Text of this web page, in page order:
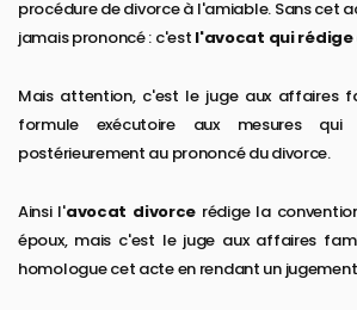
procédure de divorce à l'amiable. Sans cet
jamais prononcé : c'est l'avocat qui rédige
Mais attention, c'est le juge aux affaires
formule exécutoire aux mesures qui
postérieurement au prononcé du divorce.
Ainsi l'avocat divorce rédige la
époux, mais c'est le juge aux affaires
homologue cet acte en rendant un